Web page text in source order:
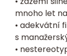
mnoho let
• adekvátní
s
•